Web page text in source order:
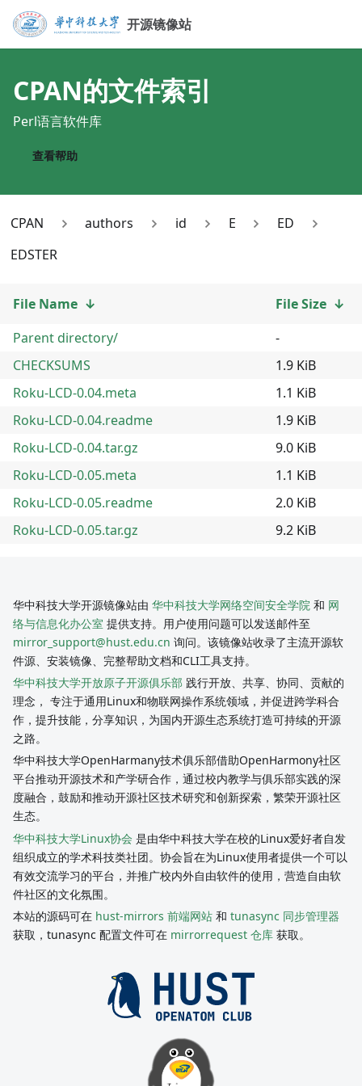
开源镜像站
CPAN的文件索引
Perl语言软件库
查看帮助
CPAN authors id E
ED
EDSTER
File Name ↓ File Size ↓
Parent directory/
-
CHECKSUMS
1.9 KiB
Roku-LCD-0.04.meta
1.1 KiB
Roku-LCD-0.04.readme
1.9 KiB
Roku-LCD-0.04.tar.gz
9.0 KiB
Roku-LCD-0.05.meta
1.1 KiB
Roku-LCD-0.05.readme
2.0 KiB
Roku-LCD-0.05.tar.gz
9.2 KiB
华中科技大学开源镜像站由 华中科技大学网络空间安全学院 和 网
络与信息化办公室 提供支持。用户使用问题可以发送邮件至
mirror_support@hust.edu.cn 询问。该镜像站收录了主流开源软
件源、安装镜像、完整帮助文档和CLI工具支持。
华中科技大学开放原子开源俱乐部 践行开放、共享、协同、贡献的
理念， 专注于通用Linux和物联网操作系统领域，并促进跨学科合
作，提升技能，分享知识，为国内开源生态系统打造可持续的开源
之路。
华中科技大学OpenHarmany技术俱乐部借助OpenHarmony社区
平台推动开源技术和产学研合作，通过校内教学与俱乐部实践的深
度融合，鼓励和推动开源社区技术研究和创新探索，繁荣开源社区
生态。
华中科技大学Linux协会 是由华中科技大学在校的Linux爱好者自发
组织成立的学术科技类社团。协会旨在为Linux使用者提供一个可以
有效交流学习的平台，并推广校内外自由软件的使用，营造自由软
件社区的文化氛围。
本站的源码可在 hust-mirrors 前端网站 和 tunasync 同步管理器
获取，tunasync 配置文件可在 mirrorrequest 仓库 获取。